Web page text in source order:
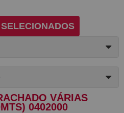
VÁRIAS
0402000